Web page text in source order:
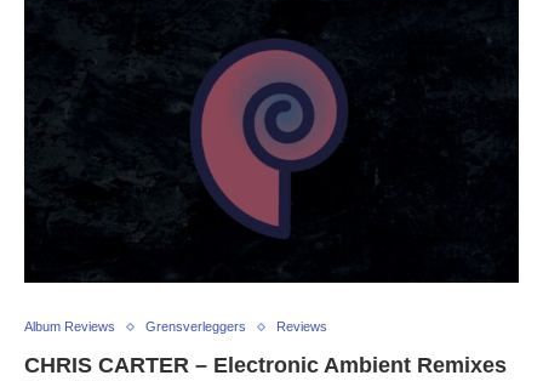
Album Reviews Grensverleggers Reviews
CHRIS CARTER – Electronic Ambient Remixes